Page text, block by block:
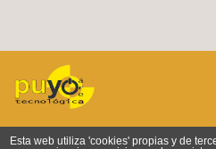
Esta web utiliza 'cookies' propias y de